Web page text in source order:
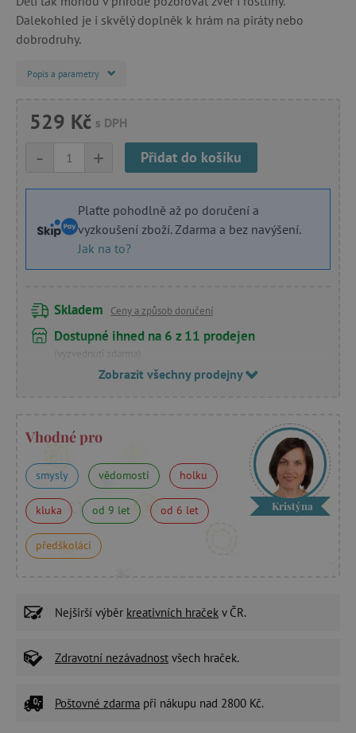
Dalekohled je i skvělý doplněk k hrám na piráty nebo
dobrodruhy.
Popis a parametry
529 Kč s DPH
+
- Přidat do košíku
Plaťte pohodlně až po doručení a
vyzkoušení zboží. Zdarma a bez navýšení.
Jak na to?
Skladem Ceny a způsob doručení
Dostupné ihned na 6 z 11 prodejen
(vyzvednutí zdarma)
Zobrazit všechny prodejny
Vhodné pro
smysly vědomosti holku
kluka od 9 let od 6 let
předškoláci
Kristýna
Nejširší výběr kreativních hraček v ČR.
Zdravotní nezávadnost všech hraček.
Poštovné zdarma při nákupu nad 2800 Kč.